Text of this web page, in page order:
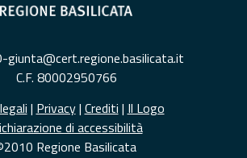
giunta@cert.regione.basilicata.it
C.F. 80002950766
| Privacy| Crediti | Il Logo
di accessibilità
Regione Basilicata